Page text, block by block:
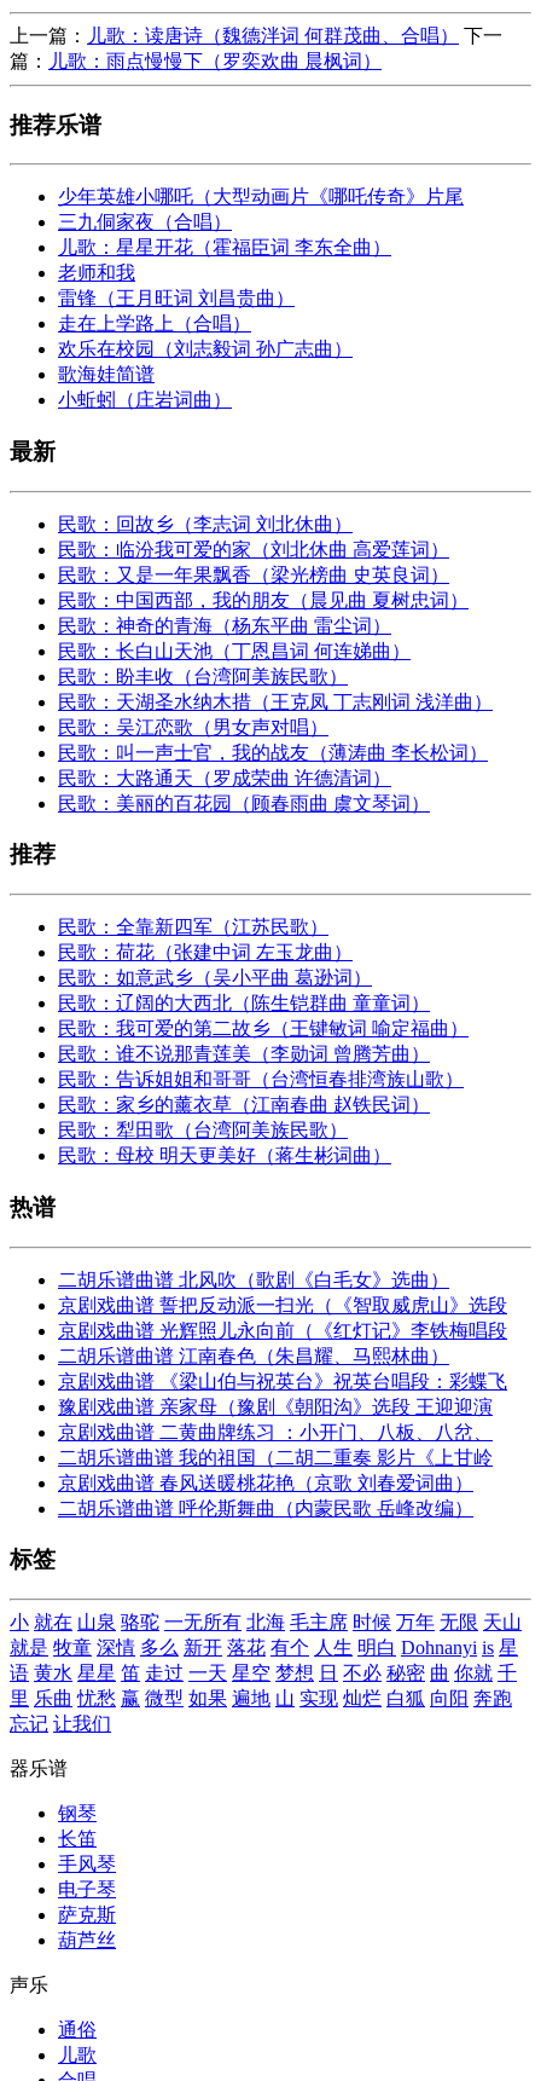
上一篇： 儿歌：读唐诗（魏德泮词 何群茂曲、合唱）
下一
篇：
儿歌：雨点慢慢下（罗奕欢曲 晨枫词）
推荐乐谱
少年英雄小哪吒（大型动画片《哪吒传奇》片尾
三九侗家夜（合唱）
儿歌：星星开花（霍福臣词 李东全曲）
老师和我
雷锋（王月旺词 刘昌贵曲）
走在上学路上（合唱）
欢乐在校园（刘志毅词 孙广志曲）
歌海娃简谱
小蚯蚓（庄岩词曲）
最新
民歌：回故乡（李志词 刘北休曲）
民歌：临汾我可爱的家（刘北休曲 高爱莲词）
民歌：又是一年果飘香（梁光榜曲 史英良词）
民歌：中国西部，我的朋友（晨见曲 夏树忠词）
民歌：神奇的青海（杨东平曲 雷尘词）
民歌：长白山天池（丁恩昌词 何连娣曲）
民歌：盼丰收（台湾阿美族民歌）
民歌：天湖圣水纳木措（王克凤 丁志刚词 浅洋曲）
民歌：吴江恋歌（男女声对唱）
民歌：叫一声士官，我的战友（薄涛曲 李长松词）
民歌：大路通天（罗成荣曲 许德清词）
民歌：美丽的百花园（顾春雨曲 虞文琴词）
推荐
民歌：全靠新四军（江苏民歌）
民歌：荷花（张建中词 左玉龙曲）
民歌：如意武乡（吴小平曲 葛逊词）
民歌：辽阔的大西北（陈生铠群曲 童童词）
民歌：我可爱的第二故乡（王键敏词 喻定福曲）
民歌：谁不说那青莲美（李勋词 曾腾芳曲）
民歌：告诉姐姐和哥哥（台湾恒春排湾族山歌）
民歌：家乡的薰衣草（江南春曲 赵铁民词）
民歌：犁田歌（台湾阿美族民歌）
民歌：母校 明天更美好（蒋生彬词曲）
热谱
二胡乐谱曲谱 北风吹（歌剧《白毛女》选曲）
京剧戏曲谱 誓把反动派一扫光（《智取威虎山》选段
京剧戏曲谱 光辉照儿永向前（《红灯记》李铁梅唱段
二胡乐谱曲谱 江南春色（朱昌耀、马熙林曲）
京剧戏曲谱 《梁山伯与祝英台》祝英台唱段：彩蝶飞
豫剧戏曲谱 亲家母（豫剧《朝阳沟》选段 王迎迎演
京剧戏曲谱 二黄曲牌练习 ：小开门、八板、八岔、
二胡乐谱曲谱 我的祖国（二胡二重奏 影片《上甘岭
京剧戏曲谱 春风送暖桃花艳（京歌 刘春爱词曲）
二胡乐谱曲谱 呼伦斯舞曲（内蒙民歌 岳峰改编）
标签
小 就在 山泉 骆驼 一无所有 北海 毛主席 时候 万年 无限 天山
就是 牧童 深情 多么 新开 落花 有个 人生 明白 Dohnanyi is 星
语 黄水 星星 笛 走过 一天 星空 梦想 日 不必 秘密 曲 你就 千
里 乐曲 忧愁 赢 微型 如果 遍地 山 实现 灿烂 白狐 向阳 奔跑
忘记 让我们
器乐谱
钢琴
长笛
手风琴
电子琴
萨克斯
葫芦丝
声乐
通俗
儿歌